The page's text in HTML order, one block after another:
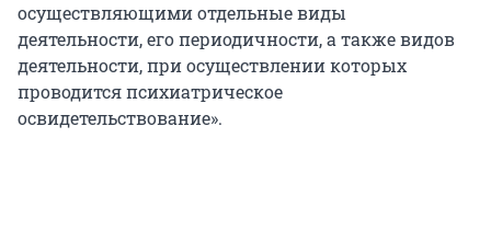
осуществляющими отдельные виды
деятельности, его периодичности, а также видов
деятельности, при осуществлении которых
проводится психиатрическое
освидетельствование».